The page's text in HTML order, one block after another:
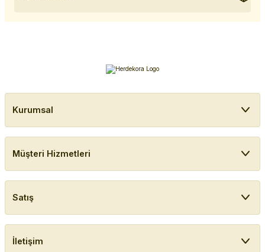
Kurumsal
Müşteri Hizmetleri
Satış
İletişim